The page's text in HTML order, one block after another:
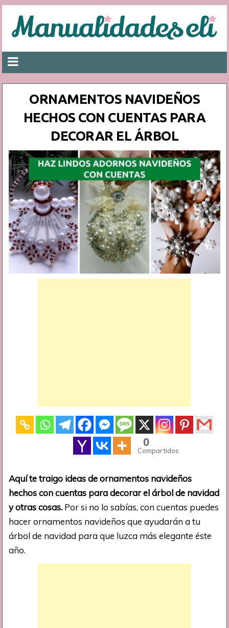
ORNAMENTOS NAVIDEÑOS
HECHOS CON CUENTAS PARA
DECORAR EL ÁRBOL
0
Compartidos
Aquí te traigo ideas de ornamentos navideños
hechos con cuentas para decorar el árbol de navidad
y otras cosas. Por si no lo sabías, con cuentas puedes
hacer ornamentos navideños que ayudarán a tu
árbol de navidad para que luzca más elegante éste
año.